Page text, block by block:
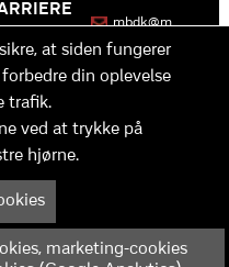
Bliv en del
af MBDK
mbdk@m
MBDK Holding ApS. Tilmeldt
© 2025 - MBDK ApS
at siden fungerer
din oplevelse
trafik.
ved at trykke på
hjørne.
marketing-cookies